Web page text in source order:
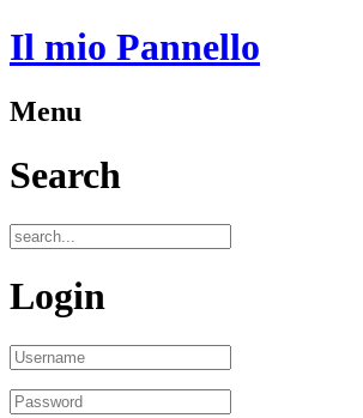
Il mio Pannello
Menu
Search
Login